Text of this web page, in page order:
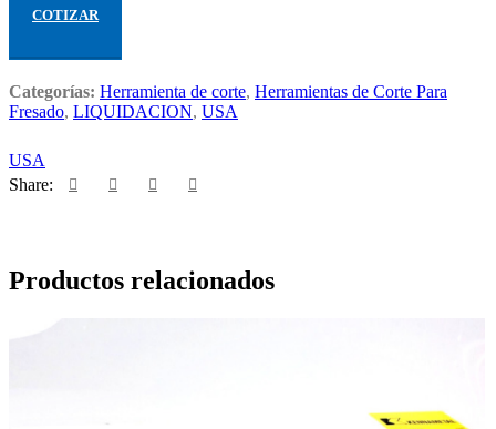
COTIZAR
Categorías: Herramienta de corte, Herramientas de Corte Para
Fresado, LIQUIDACION, USA
USA
Share:
Productos relacionados